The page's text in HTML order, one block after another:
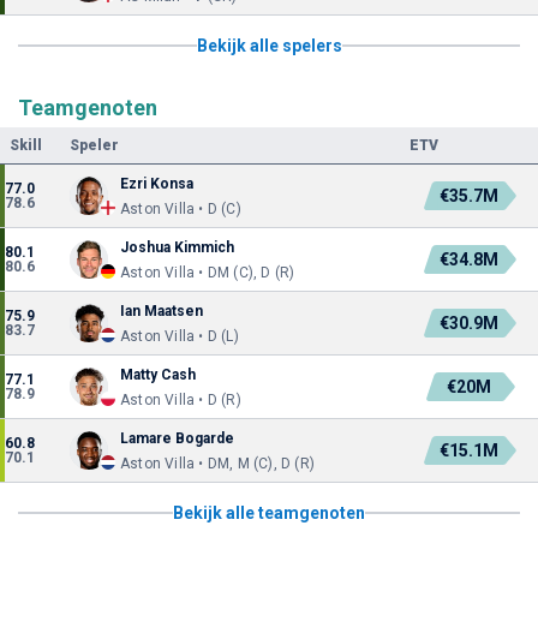
Bekijk alle spelers
Teamgenoten
Skill Speler ETV
77.0
78.6
Ezri Konsa
Aston Villa • D (C)
€35.7M
80.1
80.6
Joshua Kimmich
Aston Villa • DM (C), D (R)
€34.8M
75.9
83.7
Ian Maatsen
Aston Villa • D (L)
€30.9M
77.1
78.9
Matty Cash
Aston Villa • D (R)
€20M
60.8
70.1
Lamare Bogarde
Aston Villa • DM, M (C), D (R)
€15.1M
Bekijk alle teamgenoten